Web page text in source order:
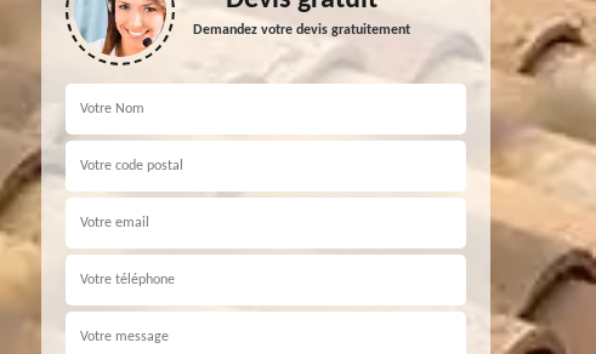
Demandez votre devis gratuitement